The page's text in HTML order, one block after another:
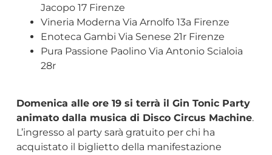
Jacopo 17 Firenze
Vineria Moderna Via Arnolfo 13a Firenze
Enoteca Gambi Via Senese 21r Firenze
Pura Passione Paolino Via Antonio Scialoia
28r
Domenica alle ore 19 si terrà il Gin Tonic Party
animato dalla musica di Disco Circus Machine.
L’ingresso al party sarà gratuito per chi ha
acquistato il biglietto della manifestazione